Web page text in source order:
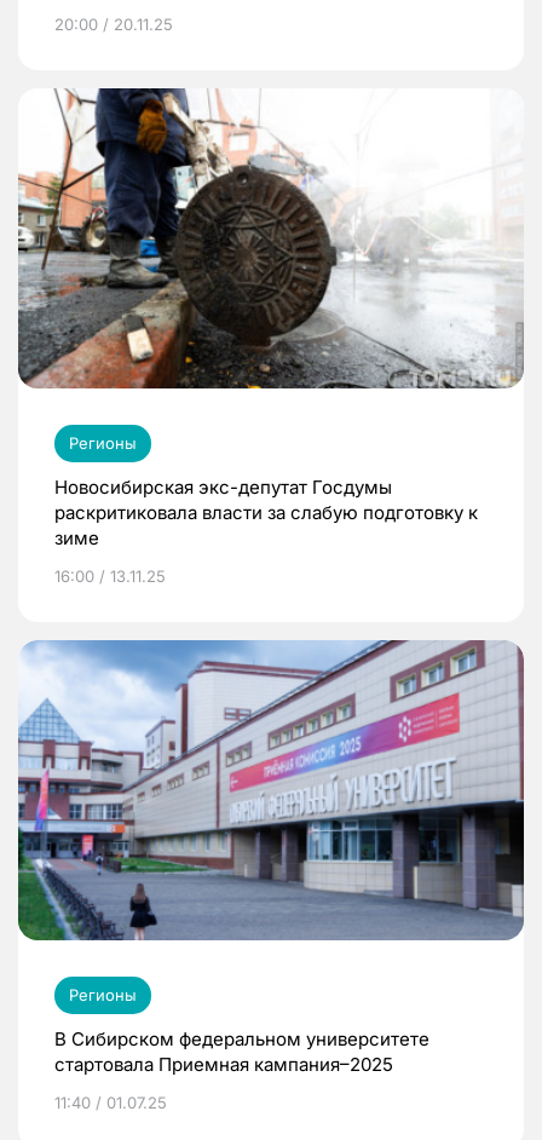
20:00 / 20.11.25
Регионы
Новосибирская экс-депутат Госдумы
раскритиковала власти за слабую подготовку к
зиме
16:00 / 13.11.25
Регионы
В Сибирском федеральном университете
стартовала Приемная кампания–2025
11:40 / 01.07.25